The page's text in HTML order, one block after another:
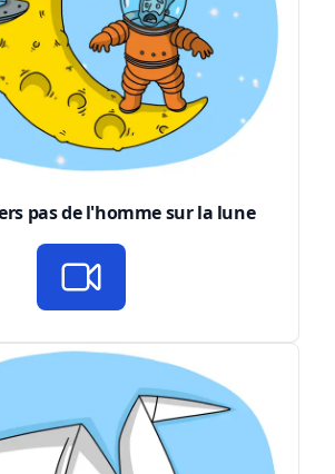
pas de l'homme sur la lune